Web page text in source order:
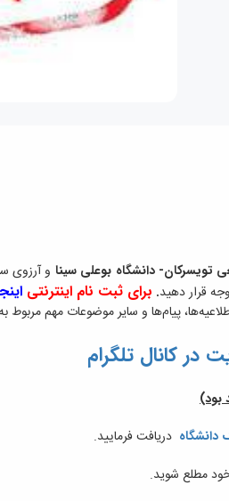
تویسرکان- دانشگاه بوعلی سینا و آرزوی
. برای ثبت نام اینترنتی
پیام‌ها و سایر موضوعات مهم
در کانال تلگرام
دانشگاه دریافت فرمایید.
مطلع شوید.